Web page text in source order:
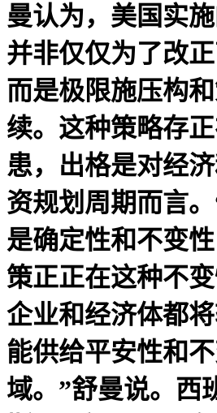
曼认为，美国实
并非仅仅为了改正
而是极限施压构
续。这种策略存
患，出格是对经
资规划周期而言
是确定性和不变
策正正在这种不变
企业和经济体都
能供给平安性和
域。”舒曼说。西